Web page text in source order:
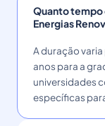
Quanto tempo
Energias
A duração
anos para a
universidades
específicas